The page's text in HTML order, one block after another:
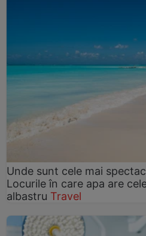
Unde sunt cele mai
Locurile în care apa are
albastru Travel